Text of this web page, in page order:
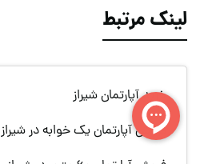
لینک مرتبط
خرید آپارتمان شیراز
فروش آپارتمان یک خوابه در شیراز